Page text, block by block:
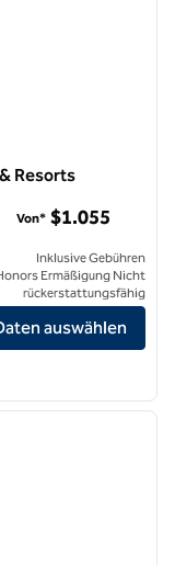
Resorts
Hotels & Resorts
Von* $1.055
Inklusive Gebühren
Ermäßigung Nicht
rückerstattungsfähig
auswählen